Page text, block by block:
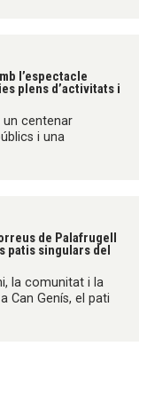
l’espectacle
plens d’activitats i
un centenar
i una
de Palafrugell
patis singulars del
la comunitat i la
Can Genís, el pati